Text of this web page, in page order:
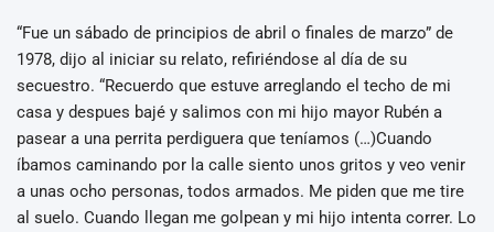
“Fue un sábado de principios de abril o finales de marzo” de
1978, dijo al iniciar su relato, refiriéndose al día de su
secuestro. “Recuerdo que estuve arreglando el techo de mi
casa y despues bajé y salimos con mi hijo mayor Rubén a
pasear a una perrita perdiguera que teníamos (…)Cuando
íbamos caminando por la calle siento unos gritos y veo venir
a unas ocho personas, todos armados. Me piden que me tire
al suelo. Cuando llegan me golpean y mi hijo intenta correr. Lo